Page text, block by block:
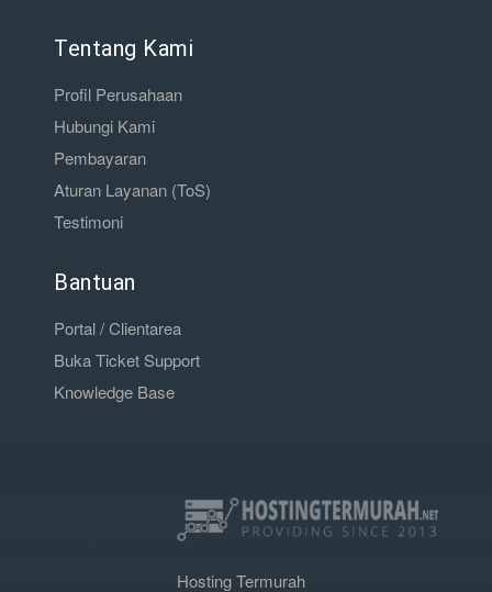
Tentang Kami
Profil Perusahaan
Hubungi Kami
Pembayaran
Aturan Layanan (ToS)
Testimoni
Bantuan
Portal / Clientarea
Buka Ticket Support
Knowledge Base
Hosting Termurah